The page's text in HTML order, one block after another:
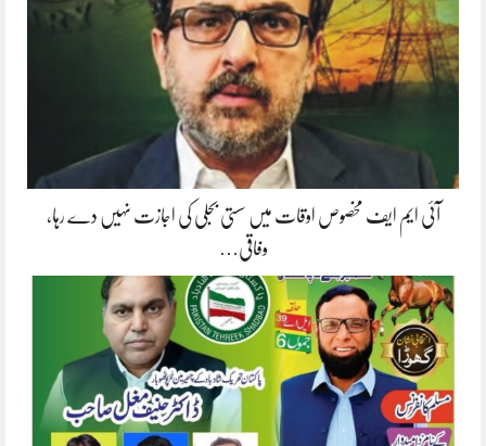
آئی ایم ایف مخصوص اوقات میں سستی بجلی کی اجازت نہیں دے رہا،
وفاقی…